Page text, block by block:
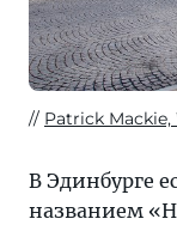
Patrick
В Эдинбурге
названием